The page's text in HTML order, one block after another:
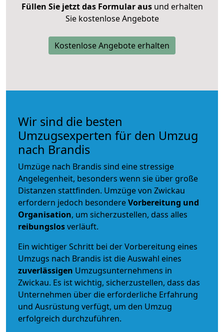
Füllen Sie jetzt das Formular ausund erhalten
Sie kostenlose Angebote
Kostenlose Angebote erhalten
Wir sind die besten
Umzugsexperten für den Umzug
nach Brandis
Umzüge nach Brandis sind eine stressige
Angelegenheit, besonders wenn sie über große
Distanzen stattfinden. Umzüge von Zwickau
erfordern jedoch besondereVorbereitung und
Organisation, um sicherzustellen, dass alles
reibungslosverläuft.
Ein wichtiger Schritt bei der Vorbereitung eines
Umzugs nach Brandis ist die Auswahl eines
zuverlässigen Umzugsunternehmens in
Zwickau. Es ist wichtig, sicherzustellen, dass das
Unternehmen über die erforderliche Erfahrung
und Ausrüstung verfügt, um den Umzug
erfolgreich durchzuführen.